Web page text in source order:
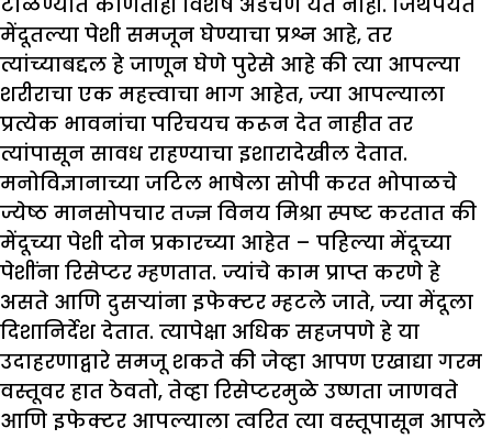
मेंदूतल्या पेशी समजून घेण्याचा प्रश्न आहे, तर
त्यांच्याबद्दल हे जाणून घेणे पुरेसे आहे की त्या आपल्या
शरीराचा एक महत्त्वाचा भाग आहेत, ज्या आपल्याला
प्रत्येक भावनांचा परिचयच करून देत नाहीत तर
त्यांपासून सावध राहण्याचा इशारादेखील देतात.
मनोविज्ञानाच्या जटिल भाषेला सोपी करत भोपाळचे
ज्येष्ठ मानसोपचार तज्ज्ञ विनय मिश्रा स्पष्ट करतात की
मेंदूच्या पेशी दोन प्रकारच्या आहेत – पहिल्या मेंदूच्या
पेशींना रिसेप्टर म्हणतात. ज्यांचे काम प्राप्त करणे हे
असते आणि दुसऱ्यांना इफेक्टर म्हटले जाते, ज्या मेंदूला
दिशानिर्देश देतात. त्यापेक्षा अधिक सहजपणे हे या
उदाहरणाद्वारे समजू शकते की जेव्हा आपण एखाद्या गरम
वस्तूवर हात ठेवतो, तेव्हा रिसेप्टरमुळे उष्णता जाणवते
आणि इफेक्टर आपल्याला त्वरित त्या वस्तूपासून आपले